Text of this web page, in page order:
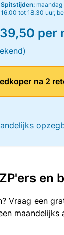
Spitstijden:
16.00 tot 18.30 uur,
per
na 2
en
Vraag een